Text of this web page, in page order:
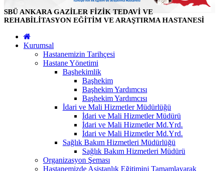
SBÜ ANKARA GAZİLER FİZİK TEDAVİ VE
REHABİLİTASYON EĞİTİM VE ARAŞTIRMA HASTANESİ
Kurumsal
Hastanemizin Tarihçesi
Hastane Yönetimi
Başhekimlik
Başhekim
Başhekim Yardımcısı
Başhekim Yardımcısı
İdari ve Mali Hizmetler Müdürlüğü
İdari ve Mali Hizmetler Müdürü
İdari ve Mali Hizmetler Md.Yrd.
İdari ve Mali Hizmetler Md.Yrd.
Sağlık Bakım Hizmetleri Müdürlüğü
Sağlık Bakım Hizmetleri Müdürü
Organizasyon Şeması
Hastanemizde Asistanlık Eğitimini Tamamlayarak